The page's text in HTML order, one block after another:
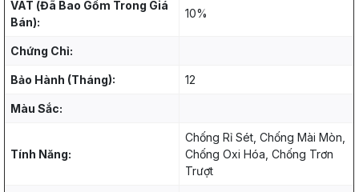
VAT (Đã Bao Gồm Trong Giá
Bán):
10%
Chứng Chỉ:
Bảo Hành (Tháng): 12
Màu Sắc:
Tính Năng:
Chống Rỉ Sét, Chống Mài Mòn,
Chống Oxi Hóa, Chống Trơn
Trượt